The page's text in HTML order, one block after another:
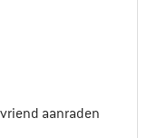
aanraden